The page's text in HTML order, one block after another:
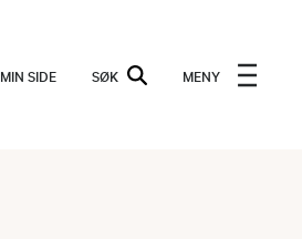
MIN SIDE SØK MENY